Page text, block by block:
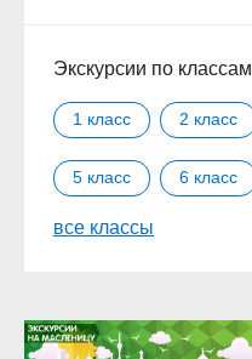
Экскурсии по классам
1 класс 2 класс
5 класс 6 класс
9 класс
все классы